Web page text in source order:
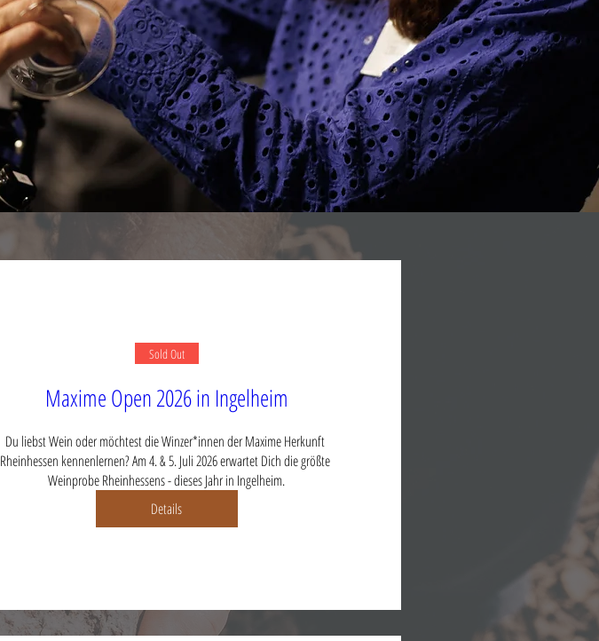
Sold Out
Maxime Open 2026 in Ingelheim
Du liebst Wein oder möchtest die Winzer*innen der Maxime Herkunft
Rheinhessen kennenlernen? Am 4. & 5. Juli 2026 erwartet Dich die größte
Weinprobe Rheinhessens - dieses Jahr in Ingelheim.
Details